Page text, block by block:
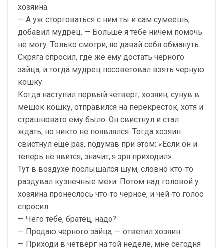
хозяина.
— А уж сторговаться с ним ты и сам сумеешь,
добавил мудрец. — Больше я тебе ничем помочь
не могу. Только смотри, не давай себя обмануть.
Скряга спросил, где же ему достать черного
зайца, и тогда мудрец посоветовал взять черную
кошку.
Когда наступил первый четверг, хозяин, сунув в
мешок кошку, отправился на перекресток, хотя и
страшновато ему было. Он свистнул и стал
ждать, но никто не появлялся. Тогда хозяин
свистнул еще раз, подумав при этом: «Если он и
теперь не явится, значит, я зря приходил».
Тут в воздухе послышался шум, словно кто-то
раздувал кузнечные мехи. Потом над головой у
хозяина пронеслось что-то черное, и чей-то голос
спросил:
— Чего тебе, братец, надо?
— Продаю черного зайца, — ответил хозяин.
— Приходи в четверг на той неделе, мне сегодня